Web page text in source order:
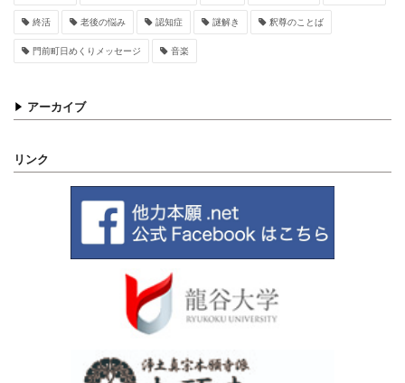
終活 老後の悩み 認知症 謎解き 釈尊のことば
門前町日めくりメッセージ 音楽
アーカイブ
リンク